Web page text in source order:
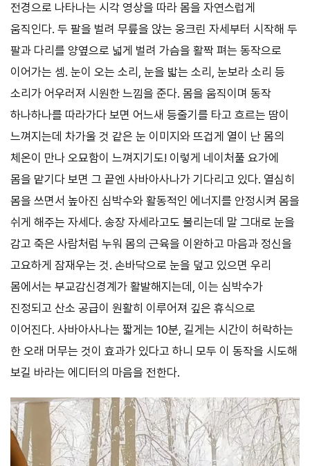
전경으로 나타나는 시각 영상을 따라 몸을 자연스럽게
움직인다. 두 팔을 벌려 무릎을 앉는 웅크린 자세부터 시작해 두
팔과 다리를 양옆으로 넓게 벌려 가슴을 활짝 펴는 동작으로
이어가는 셈. 눈이 오는 소리, 눈을 밟는 소리, 눈보라 소리 등
소리가 어우러져 시원한 느낌을 준다. 몸을 움직이며 동작
하나하나를 따라가다 보면 어느새 등줄기를 타고 흐르는 땀이
느껴지는데 차가울 것 같은 눈 이미지와 뜨겁게 열이 난 몸의
체온이 만나 오묘함이 느껴지기도! 이렇게 네이처풀 요가에
몸을 맡기다 보면 그 끝엔 사바아사나가 기다리고 있다. 열심히
몸을 쓰면서 높아진 심박수와 활동적인 에너지를 안정시켜 몸을
쉬게 해주는 자세다. 송장 자세라고도 불리는데 말 그대로 눈을
감고 죽은 사람처럼 누워 몸의 근육을 이완하고 마음과 정신을
고요하게 잠재우는 것. 손바닥으로 눈을 덮고 있으면 우리
몸에서는 부교감신경계가 활발해지는데, 이는 심박수가
진정되고 산소 공급이 원활히 이루어져 깊은 휴식으로
이어진다. 사바아사나는 짧게는 10분, 길게는 시간이 허락하는
한 오래 머무는 것이 효과가 있다고 하니 모두 이 동작을 시도해
보길 바라는 에디터의 마음을 전한다.